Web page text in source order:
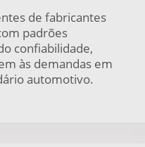
de fabricantes
padrões
confiabilidade,
às demandas em
automotivo.